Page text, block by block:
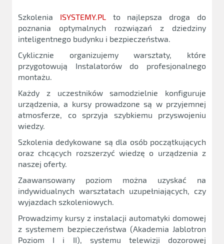
Szkolenia ISYSTEMY.PLto najlepsza droga do
poznania optymalnych rozwiązań z dziedziny
inteligentnego budynku i bezpieczeństwa.
Cyklicznie organizujemy warsztaty, które
przygotowują Instalatorów do profesjonalnego
montażu.
Każdy z uczestników samodzielnie konfiguruje
urządzenia, a kursy prowadzone są w przyjemnej
atmosferze, co sprzyja szybkiemu przyswojeniu
wiedzy.
Szkolenia dedykowane są dla osób początkujących
oraz chcących rozszerzyć wiedzę o urządzenia z
naszej oferty.
Zaawansowany poziom można uzyskać na
indywidualnych warsztatach uzupełniających, czy
wyjazdach szkoleniowych.
Prowadzimy kursy z instalacji automatyki domowej
z systemem bezpieczeństwa (Akademia Jablotron
Poziom I i II), systemu telewizji dozorowej